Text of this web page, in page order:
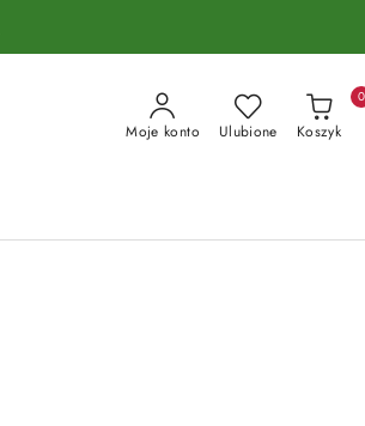
Moje konto Ulubione Koszyk
0